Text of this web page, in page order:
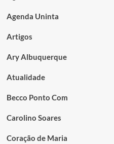
Agenda Uninta
Artigos
Ary Albuquerque
Atualidade
Becco Ponto Com
Carolino Soares
Coração de Maria